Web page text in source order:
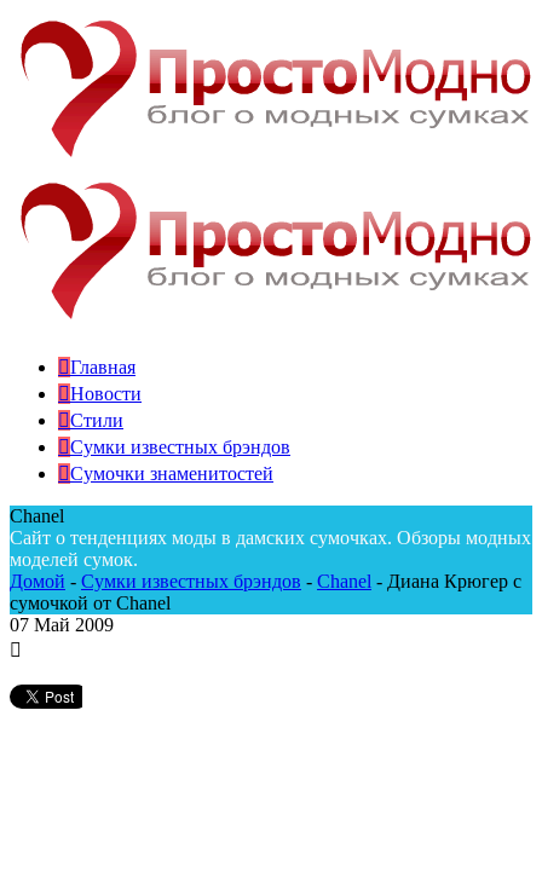
Главная
Новости
Стили
Сумки известных брэндов
Сумочки знаменитостей
Chanel
Сайт о тенденциях моды в дамских сумочках. Обзоры модных
моделей сумок.
Домой - Сумки известных брэндов - Chanel - Диана Крюгер с
сумочкой от Chanel
07 Май 2009